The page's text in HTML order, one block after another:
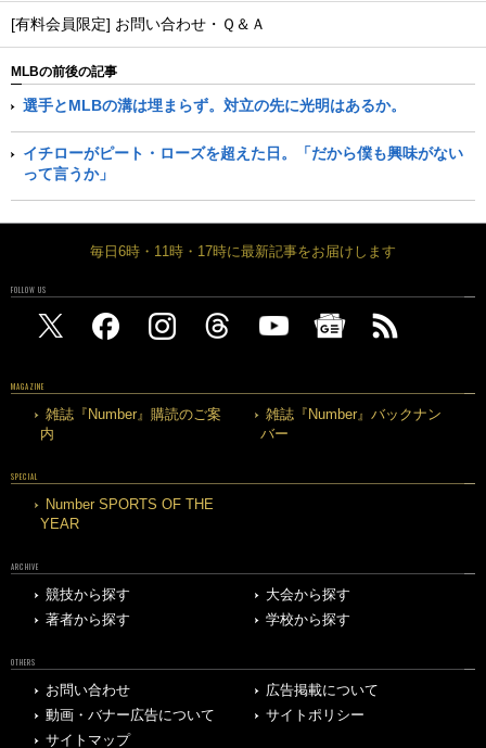
[有料会員限定] お問い合わせ・Ｑ＆Ａ
MLBの前後の記事
選手とMLBの溝は埋まらず。対立の先に光明はあるか。
イチローがピート・ローズを超えた日。「だから僕も興味がない
って言うか」
毎日6時・11時・17時に最新記事をお届けします
FOLLOW US
MAGAZINE
雑誌『Number』購読のご案
内
雑誌『Number』バックナン
バー
SPECIAL
Number SPORTS OF THE
YEAR
ARCHIVE
競技から探す
大会から探す
著者から探す
学校から探す
OTHERS
お問い合わせ
広告掲載について
動画・バナー広告について
サイトポリシー
サイトマップ